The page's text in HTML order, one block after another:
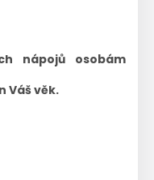
nápojů osobám
Váš věk.